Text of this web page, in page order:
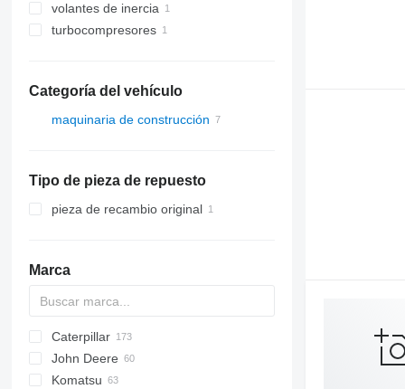
volantes de inercia
turbocompresores
Categoría del vehículo
maquinaria de construcción
Tipo de pieza de repuesto
pieza de recambio original
Marca
AS
AZ
AR
580
590
621
Caterpillar
120
140
Mega
BF
D-series
D-series
DL
FR
FR
F-series
AL
44C
B-series
ZW
HL-series
407
426
John Deere
524
Komatsu